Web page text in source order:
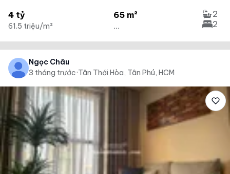
4 tỷ
61.5 triệu/m²
65 m²
...
2
2
Ngọc Châu
3 tháng trước·Tân Thới Hòa, Tân Phú, HCM